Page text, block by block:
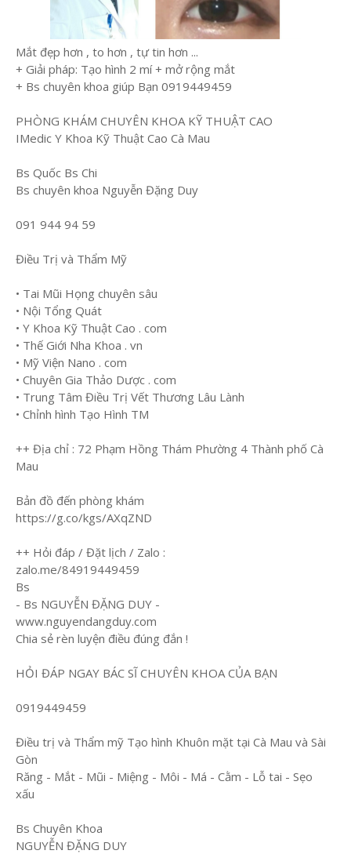
Mắt đẹp hơn , to hơn , tự tin hơn ...
+ Giải pháp: Tạo hình 2 mí + mở rộng mắt
+ Bs chuyên khoa giúp Bạn 0919449459
PHÒNG KHÁM CHUYÊN KHOA KỸ THUẬT CAO
IMedic Y Khoa Kỹ Thuật Cao Cà Mau
Bs Quốc Bs Chi
Bs chuyên khoa Nguyễn Đặng Duy
091 944 94 59
Điều Trị và Thẩm Mỹ
• Tai Mũi Họng chuyên sâu
• Nội Tổng Quát
• Y Khoa Kỹ Thuật Cao . com
• Thế Giới Nha Khoa . vn
• Mỹ Viện Nano . com
• Chuyên Gia Thảo Dược . com
• Trung Tâm Điều Trị Vết Thương Lâu Lành
• Chỉnh hình Tạo Hình TM
++ Địa chỉ : 72 Phạm Hồng Thám Phường 4 Thành phố Cà
Mau
Bản đồ đến phòng khám
https://g.co/kgs/AXqZND
++ Hỏi đáp / Đặt lịch / Zalo :
zalo.me/84919449459
Bs
- Bs NGUYỄN ĐẶNG DUY -
www.nguyendangduy.com
Chia sẻ rèn luyện điều đúng đắn !
HỎI ĐÁP NGAY BÁC SĨ CHUYÊN KHOA CỦA BẠN
0919449459
Điều trị và Thẩm mỹ Tạo hình Khuôn mặt tại Cà Mau và Sài
Gòn
Răng - Mắt - Mũi - Miệng - Môi - Má - Cằm - Lỗ tai - Sẹo
xấu
Bs Chuyên Khoa
NGUYỄN ĐẶNG DUY